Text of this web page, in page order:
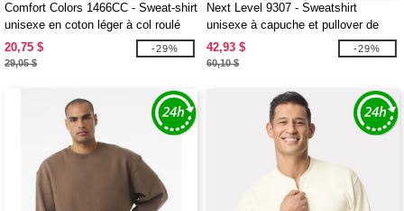
Comfort Colors 1466CC - Sweat-shirt
unisexe en coton léger à col roulé
20,75 $
29,05 $
-29%
Next Level 9307 - Sweatshirt
unisexe à capuche et pullover de
poids élevé
42,93 $
60,10 $
-29%